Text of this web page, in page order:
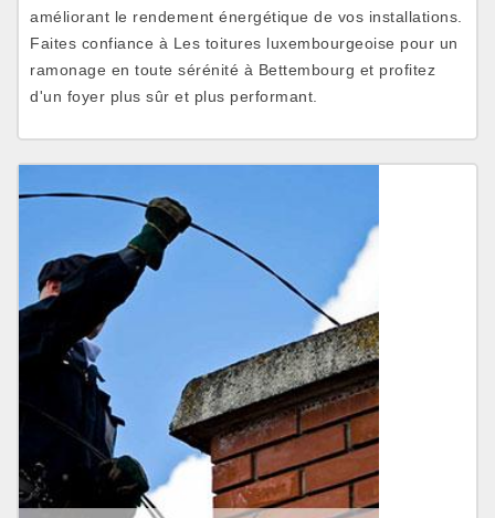
améliorant le rendement énergétique de vos installations.
Faites confiance à Les toitures luxembourgeoise pour un
ramonage en toute sérénité à Bettembourg et profitez
d'un foyer plus sûr et plus performant.